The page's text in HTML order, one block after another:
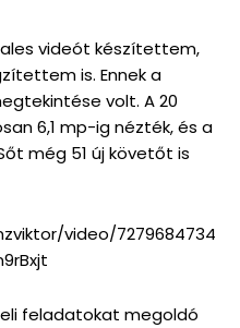
videót készítettem,
is. Ennek a
volt. A 20
6,1 mp-ig nézték, és a
még 51 új követőt is
video/7279684734
feladatokat megoldó